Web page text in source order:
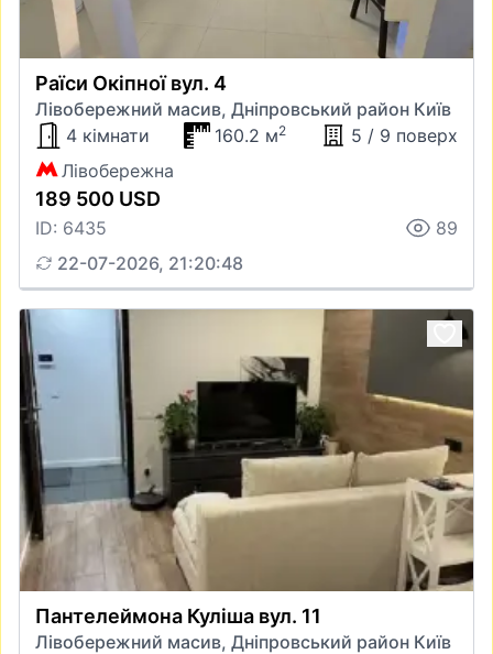
Раїси Окіпної вул. 4
Лівобережний масив, Дніпровський район Київ
4 кімнати
160.2 м2
5 / 9 поверх
Лівобережна
189 500 USD
ID: 6435
89
22-07-2026, 21:20:48
Пантелеймона Куліша вул. 11
Лівобережний масив, Дніпровський район Київ